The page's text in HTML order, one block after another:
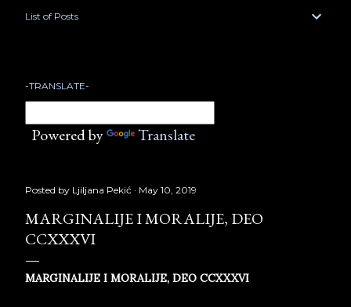
List of Posts
-TRANSLATE-
Powered by Translate
Posted by Ljiljana Pekić May 10, 2019
MARGINALIJE I MORALIJE, DEO
CCXXXVI
MARGINALIJE I MORALIJE, DEO CCXXXVI